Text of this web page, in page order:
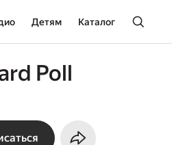
Детям Каталог
Poll